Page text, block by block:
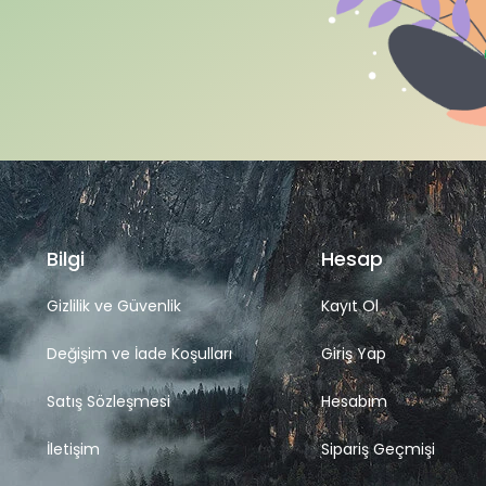
Bilgi
Gizlilik ve Güvenlik
Değişim ve İade Koşulları
Satış Sözleşmesi
İletişim
Hesap
Kayıt Ol
Giriş Yap
Hesabım
Sipariş Geçmişi